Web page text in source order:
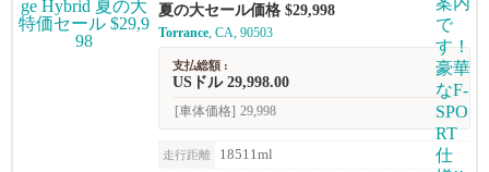
夏の大セール価格 $29,998
Torrance, CA, 90503
支払総額 :
USドル 29,998.00
[車体価格] 29,998
走行距離 18511ml